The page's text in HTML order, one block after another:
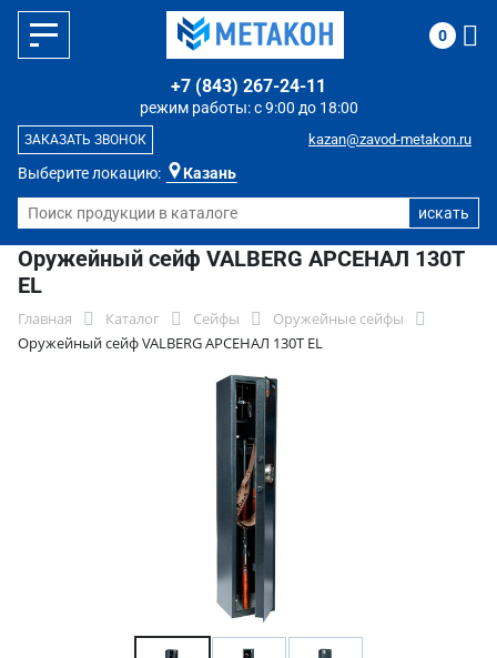
Выберите локацию: Казань
режим работы: с 9:00 до 18:00
+7 (843) 267-24-11
kazan@zavod-metakon.ru
ЗАКАЗАТЬ ЗВОНОК
0
Оружейный сейф VALBERG АРСЕНАЛ 130Т
EL
Главная Каталог Сейфы
Оружейные сейфы
Оружейный сейф VALBERG АРСЕНАЛ 130Т EL